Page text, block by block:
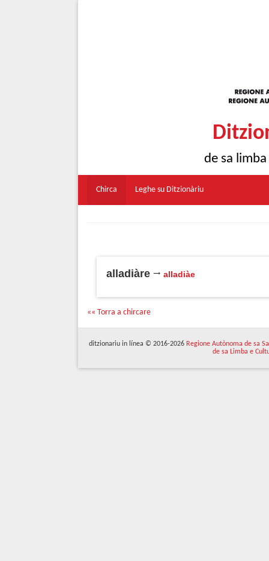
de sa
Chirca Leghe su Ditzionàriu
alladiàre alladiàe
«« Torra a chircare
ditzionariu in línea © 2016-2026 Regione Autònoma de sa
de sa Limba e